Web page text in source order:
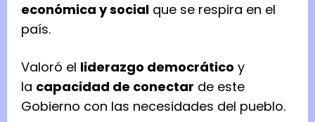
económica y social que se respira en el
país.
Valoró el liderazgo democrático y
la capacidad de conectar de este
Gobierno con las necesidades del pueblo.